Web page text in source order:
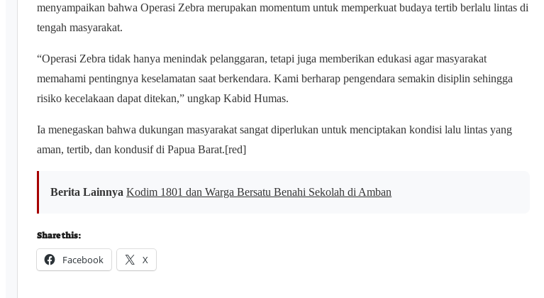
menyampaikan bahwa Operasi Zebra merupakan momentum untuk memperkuat budaya tertib berlalu lintas di
tengah masyarakat.
“Operasi Zebra tidak hanya menindak pelanggaran, tetapi juga memberikan edukasi agar masyarakat
memahami pentingnya keselamatan saat berkendara. Kami berharap pengendara semakin disiplin sehingga
risiko kecelakaan dapat ditekan,” ungkap Kabid Humas.
Ia menegaskan bahwa dukungan masyarakat sangat diperlukan untuk menciptakan kondisi lalu lintas yang
aman, tertib, dan kondusif di Papua Barat.[red]
Berita Lainnya Kodim 1801 dan Warga Bersatu Benahi Sekolah di Amban
Share this:
Facebook X